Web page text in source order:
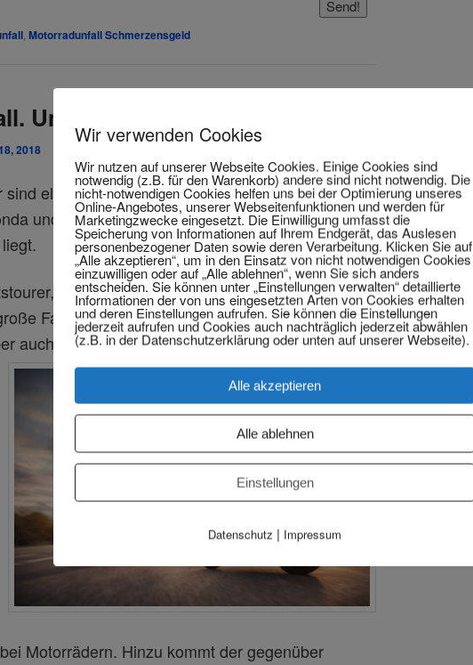
Motorradunfall Schmerzensgeld
Unterschätze Dynamik
2018
elegant und leistungsstark. Yamaha, Ducati,
und Suzuki bieten Modelle an, deren Leistung
Reisemaschinen und sogar Enduros
Fahrdynamik. Darin liegt ein Reiz des
auch eine Gefahr.
Motorrädern. Hinzu kommt der gegenüber
Wir verwenden Cookies
Wir nutzen auf unserer Webseite Cookies. Einige Cookies sind
notwendig (z.B. für den Warenkorb) andere sind nicht notwendig. Die
nicht-notwendigen Cookies helfen uns bei der Optimierung unseres
Online-Angebotes, unserer Webseitenfunktionen und werden für
Marketingzwecke eingesetzt. Die Einwilligung umfasst die
Speicherung von Informationen auf Ihrem Endgerät, das Auslesen
personenbezogener Daten sowie deren Verarbeitung. Klicken Sie auf
„Alle akzeptieren“, um in den Einsatz von nicht notwendigen Cookies
einzuwilligen oder auf „Alle ablehnen“, wenn Sie sich anders
entscheiden. Sie können unter „Einstellungen verwalten“ detaillierte
Informationen der von uns eingesetzten Arten von Cookies erhalten
und deren Einstellungen aufrufen. Sie können die Einstellungen
jederzeit aufrufen und Cookies auch nachträglich jederzeit abwählen
(z.B. in der Datenschutzerklärung oder unten auf unserer Webseite).
Alle akzeptieren
Alle ablehnen
Einstellungen
Datenschutz | Impressum